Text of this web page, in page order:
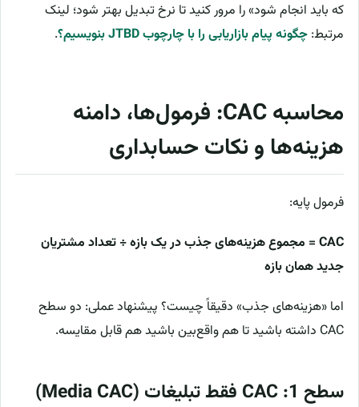
که باید انجام شود» را مرور کنید تا نرخ تبدیل بهتر شود؛ لینک
مرتبط: چگونه پیام بازاریابی را با چارچوب JTBD بنویسیم؟ .
محاسبه CAC: فرمول‌ها، دامنه
هزینه‌ها و نکات حسابداری
فرمول پایه:
CAC = مجموع هزینه‌های جذب در یک بازه ÷ تعداد مشتریان
جدید همان بازه
اما «هزینه‌های جذب» دقیقاً چیست؟ پیشنهاد عملی: دو سطح
CAC داشته باشید تا هم واقع‌بین باشید هم قابل مقایسه.
سطح 1: CAC فقط تبلیغات (Media CAC)